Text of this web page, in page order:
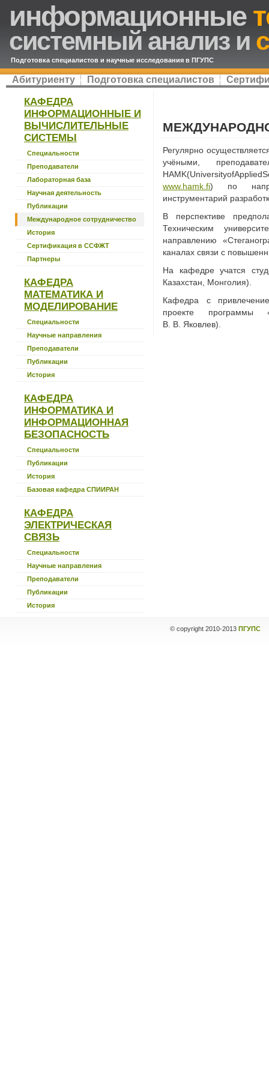
информационные
системный анализ и
Подготовка специалистов и научные исследования в ПГУПС
Абитуриенту Подготовка специалистов
КАФЕДРА
ИНФОРМАЦИОННЫЕ И
ВЫЧИСЛИТЕЛЬНЫЕ
СИСТЕМЫ
Специальности
Преподаватели
Лабораторная база
Научная деятельность
Публикации
Международное сотрудничество
История
Сертификация в ССФЖТ
Партнеры
КАФЕДРА
МАТЕМАТИКА И
МОДЕЛИРОВАНИЕ
Специальности
Научные направления
Преподаватели
Публикации
История
КАФЕДРА
ИНФОРМАТИКА И
ИНФОРМАЦИОННАЯ
БЕЗОПАСНОСТЬ
Специальности
Публикации
История
Базовая кафедра СПИИРАН
КАФЕДРА
ЭЛЕКТРИЧЕСКАЯ
СВЯЗЬ
Специальности
Научные направления
Преподаватели
Публикации
История
Регулярно
учёными,
www.hamk.fi) по
инструментарий
В перспективе
Техническим
направлению
каналах связи с
На кафедре учатся
Казахстан, Монголия).
Кафедра с
проекте программы
В. В. Яковлев).
© copyright 2010-2013 ПГУПС